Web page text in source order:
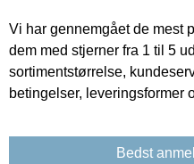
Vi har gennemgået de mest
dem med stjerner fra 1 til 5
sortimentstørrelse,
betingelser, leveringsformer
Bedst